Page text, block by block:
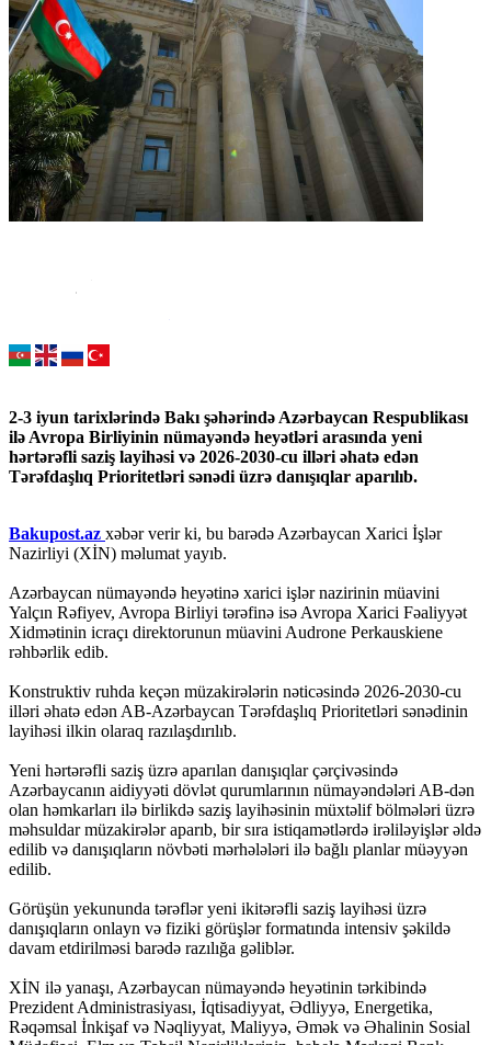
2-3 iyun tarixlərində Bakı şəhərində Azərbaycan Respublikası
ilə Avropa Birliyinin nümayəndə heyətləri arasında yeni
hərtərəfli saziş layihəsi və 2026-2030-cu illəri əhatə edən
Tərəfdaşlıq Prioritetləri sənədi üzrə danışıqlar aparılıb.
Bakupost.az xəbər verir ki, bu barədə Azərbaycan Xarici İşlər
Nazirliyi (XİN) məlumat yayıb.
Azərbaycan nümayəndə heyətinə xarici işlər nazirinin müavini
Yalçın Rəfiyev, Avropa Birliyi tərəfinə isə Avropa Xarici Fəaliyyət
Xidmətinin icraçı direktorunun müavini Audrone Perkauskiene
rəhbərlik edib.
Konstruktiv ruhda keçən müzakirələrin nəticəsində 2026-2030-cu
illəri əhatə edən AB-Azərbaycan Tərəfdaşlıq Prioritetləri sənədinin
layihəsi ilkin olaraq razılaşdırılıb.
Yeni hərtərəfli saziş üzrə aparılan danışıqlar çərçivəsində
Azərbaycanın aidiyyəti dövlət qurumlarının nümayəndələri AB-dən
olan həmkarları ilə birlikdə saziş layihəsinin müxtəlif bölmələri üzrə
məhsuldar müzakirələr aparıb, bir sıra istiqamətlərdə irəliləyişlər əldə
edilib və danışıqların növbəti mərhələləri ilə bağlı planlar müəyyən
edilib.
Görüşün yekununda tərəflər yeni ikitərəfli saziş layihəsi üzrə
danışıqların onlayn və fiziki görüşlər formatında intensiv şəkildə
davam etdirilməsi barədə razılığa gəliblər.
XİN ilə yanaşı, Azərbaycan nümayəndə heyətinin tərkibində
Prezident Administrasiyası, İqtisadiyyat, Ədliyyə, Energetika,
Rəqəmsal İnkişaf və Nəqliyyat, Maliyyə, Əmək və Əhalinin Sosial